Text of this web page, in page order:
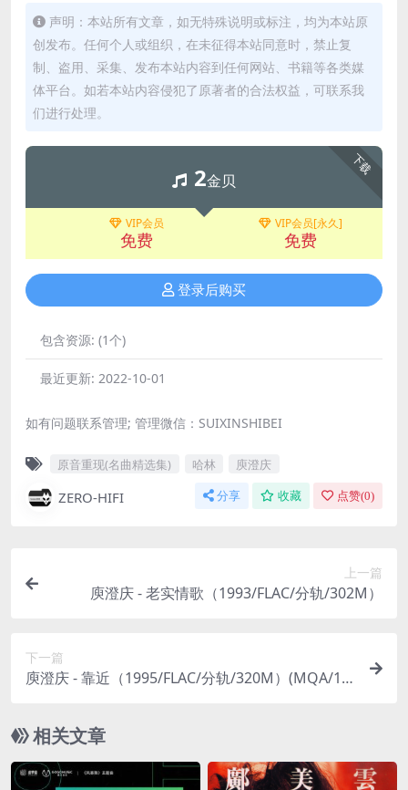
声明：本站所有文章，如无特殊说明或标注，均为本站原
创发布。任何个人或组织，在未征得本站同意时，禁止复
制、盗用、采集、发布本站内容到任何网站、书籍等各类媒
体平台。如若本站内容侵犯了原著者的合法权益，可联系我
们进行处理。
下载
2金贝
VIP会员
免费
VIP会员[永久]
免费
登录后购买
包含资源: (1个)
最近更新: 2022-10-01
如有问题联系管理; 管理微信：SUIXINSHIBEI
原音重现(名曲精选集) 哈林 庾澄庆
ZERO-HIFI 分享 收藏 点赞(0)
上一篇
庾澄庆 - 老实情歌（1993/FLAC/分轨/302M）
下一篇
庾澄庆 - 靠近（1995/FLAC/分轨/320M）(MQA/16
相关文章